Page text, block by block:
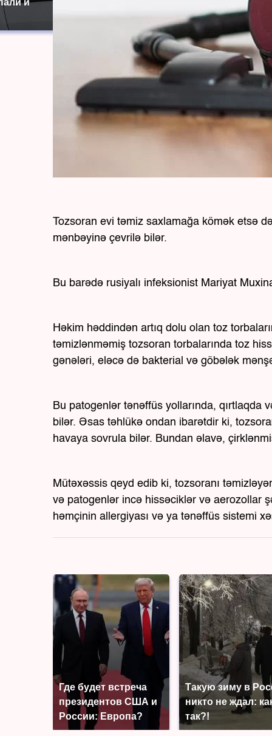
и
Tozsoran evi təmiz saxlamağa kömək etsə
mənbəyinə çevrilə bilər.
Bu barədə rusiyalı infeksionist Mariyat
Həkim həddindən artıq dolu olan toz
təmizlənməmiş tozsoran torbalarında toz
gənələri, eləcə də bakterial və göbələk
Bu patogenlər tənəffüs yollarında,
bilər. Əsas təhlükə ondan ibarətdir ki,
havaya sovrula bilər. Bundan əlavə,
Mütəxəssis qeyd edib ki, tozsoranı
və patogenlər incə hissəciklər və aerozollar
həmçinin allergiyası və ya tənəffüs sistemi
Где будет встреча
президентов США и
России: Европа?
Такую зиму в
никто не ждал:
так?!